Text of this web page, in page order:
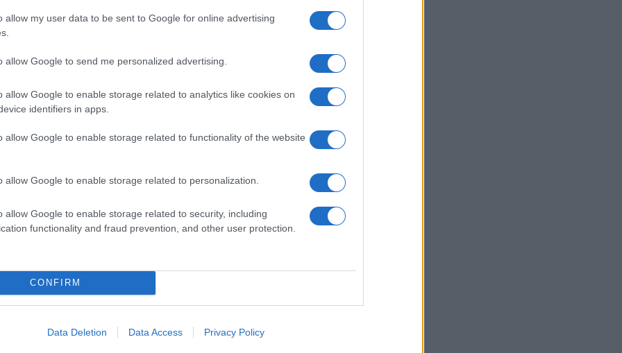
allow my user data to be sent to Google for online advertising
allow Google to send me personalized advertising.
allow Google to enable storage related to analytics like cookies on
identifiers in apps.
allow Google to enable storage related to functionality of the website
allow Google to enable storage related to personalization.
allow Google to enable storage related to security, including
functionality and fraud prevention, and other user protection.
CONFIRM
Data Deletion Data Access Privacy Policy
στο
Ring Mall έναντι
Εβδομαδιαία άνοδος 1,76%,
Media: Με ενίσχυση 8 εκατ. ευρώ σε 451